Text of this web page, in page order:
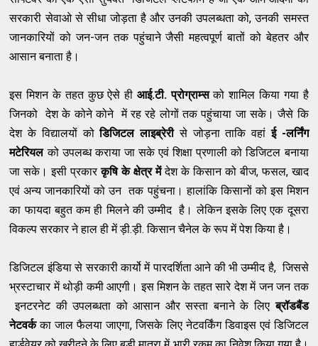
सरकारी सेवाओ से सीधा जोड़ता है और उनकी उपलब्धता को, उनकी समस्त
जानकारियों को जन-जन तक पहुंचाने जैसी महत्वपूर्ण बातों को बेहतर और
आसान बनाता है।
इस मिशन के तहत कुछ ऐसे ही आई.टी. प्रोग्राम्सको शामिल किया गया है
जिनको देश के कोने कोने में रह रहे लोगों तक पहुंचाया जा सके। जैसे कि
देश के विद्यालयों कोडिजिटल लाइब्रेरीसे जोड़ना ताकि वहांई -लर्निंग
मटेरियलको उपलब्ध कराया जा सके एवं शिक्षा प्रणाली को डिजिटल बनाया
जा सके। इसी प्रकारकृषि के क्षेत्र मेंदेश के किसान को बीज, फसल, खाद
एवं अन्य जानकारियों को उन तक पहुंचना। हालांकि किसानों को इस मिशन
का फायदा बहुत कम ही मिलने की उम्मीद है। लेकिन इसके लिए एक दूसरा
विकल्प सरकार ने हाल ही में ड़ी.ड़ी. किसान चैनेल के रूप में पेश किया है।
डिजिटल इंडिया से सरकारी कार्यो में पारदर्शिता आने की भी उम्मीद है, जिससे
भ्रस्टाचार में थोड़ी कमी आएगी। इस मिशन के तहत सारे देश में जन जन तक
इनटरनेट की उपलब्धता को आसान और सस्ता बनाने के लिएब्रॉडबैंड
नेटवर्क का जाल फैलया जाएगा, जिसके लिए नेटवर्किंग डिवाइस एवं डिजिटल